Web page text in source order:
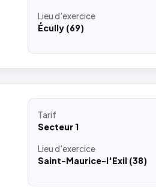
Lieud'exercice
Écully (69)
Tarif
Secteur 1
Lieud'exercice
Saint-Maurice-l'Exil (38)